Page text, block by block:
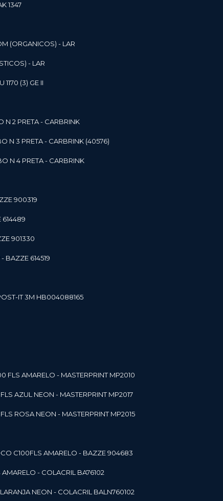
1347
(ORGANICOS) - LAR
- LAR
1170 (3) GE II
N 2 PRETA - CARBRINK
N 3 PRETA - CARBRINK (40576)
N 4 PRETA - CARBRINK
900319
614489
901330
BAZZE 614519
IT 3M HB004088165
FLS AMARELO - MASTERPRINT MP2010
AZUL NEON - MASTERPRINT MP2017
ROSA NEON - MASTERPRINT MP2015
C100FLS AMARELO - BAZZE 904683
- COLACRIL BA76102
NEON - COLACRIL BALN760102